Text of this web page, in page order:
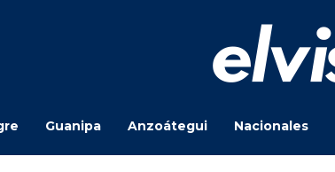
Guanipa Anzoátegui Nacionales